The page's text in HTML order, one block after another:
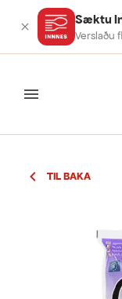
Sæktu
Verslaðu
valmynd
TIL BAKA